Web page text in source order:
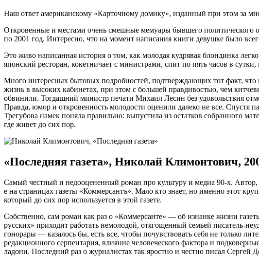
Наш ответ американскому «Карточному домику», изданный при этом за
Откровенные и местами очень смешные мемуары бывшего политического
по 2001 год. Интересно, что на момент написания книги девушке было
Это живо написанная история о том, как молодая кудрявая блондинка
японский ресторан, кокетничает с министрами, спит по пять часов в
Много интересных бытовых подробностей, подтверждающих тот факт,
жизнь в высоких кабинетах, при этом с большей правдивостью, чем
обвинили. Тогдашний министр печати Михаил Лесин без удовольствия
Правда, юмор и откровенность молодости оценили далеко не все. Спустя
Трегубова намек поняла правильно: выпустила из остатков собранного
где живет до сих пор.
«Последняя газета», Николай Климонтович,
Самый честный и недооцененный роман про культуру и медиа 90-х.
е на страницах газеты «Коммерсантъ». Мало кто знает, но именно этот
который до сих пор используется в этой газете.
Собственно, сам роман как раз о «Коммерсанте» — об изнанке жизни
русских» приходит работать немолодой, отягощенный семьей писатель-
гонорары — казалось бы, есть все, чтобы почувствовать себя не только
редакционного серпентария, влияние человеческого фактора и
ладони. Последний раз о журналистах так яростно и честно писал Сергей